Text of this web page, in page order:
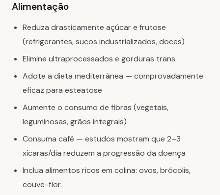
Alimentação
Reduza drasticamente açúcar e frutose
(refrigerantes, sucos industrializados, doces)
Elimine ultraprocessados e gorduras trans
Adote a dieta mediterrânea — comprovadamente
eficaz para esteatose
Aumente o consumo de fibras (vegetais,
leguminosas, grãos integrais)
Consuma café — estudos mostram que 2–3
xícaras/dia reduzem a progressão da doença
Inclua alimentos ricos em colina: ovos, brócolis,
couve-flor